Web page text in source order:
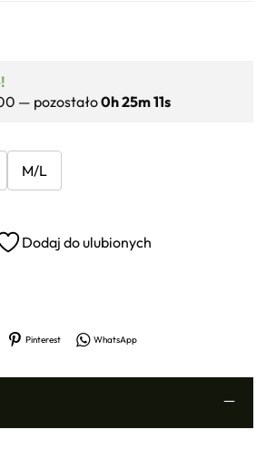
— pozostało0h 25m 10s
M/L
Dodaj do ulubionych
Pinterest WhatsApp